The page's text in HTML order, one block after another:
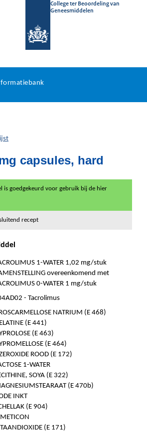
College ter Beoordeling van
Geneesmiddelen
capsules, hard
is goedgekeurd voor gebruik bij de hier
recept
1-WATER 1,02 mg/stuk
overeenkomend met
0-WATER 1 mg/stuk
- Tacrolimus
NATRIUM (E 468)
(E 441)
(E 463)
(E 464)
ROOD (E 172)
1-WATER
SOYA (E 322)
(E 470b)
INKT
(E 904)
(E 171)